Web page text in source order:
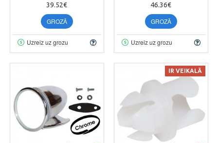
39.52€
GROZĀ
Uzreiz uz grozu
46.36€
GROZĀ
Uzreiz uz grozu
IR VEIKALĀ